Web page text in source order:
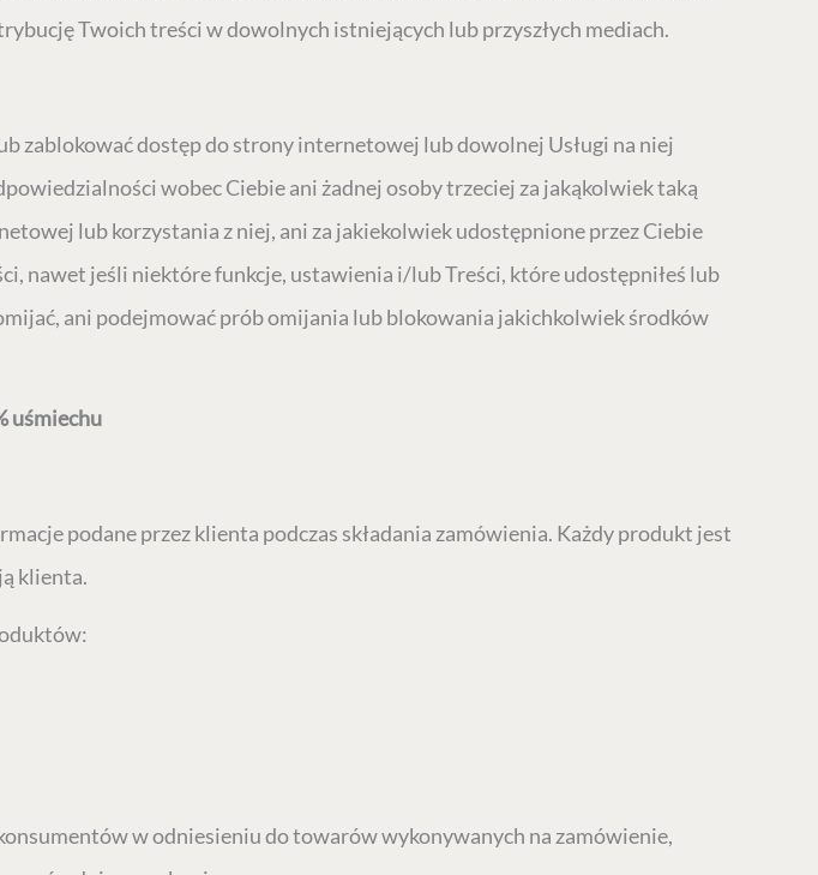
Twoich treści w dowolnych istniejących lub przyszłych mediach.
zablokować dostęp do strony internetowej lub dowolnej Usługi na niej
wobec Ciebie ani żadnej osoby trzeciej za jakąkolwiek taką
lub korzystania z niej, ani za jakiekolwiek udostępnione przez Ciebie
nawet jeśli niektóre funkcje, ustawienia i/lub Treści, które udostępniłeś lub
ani podejmować prób omijania lub blokowania jakichkolwiek środków
uśmiechu
podane przez klienta podczas składania zamówienia. Każdy produkt jest
klienta.
w odniesieniu do towarów wykonywanych na zamówienie,